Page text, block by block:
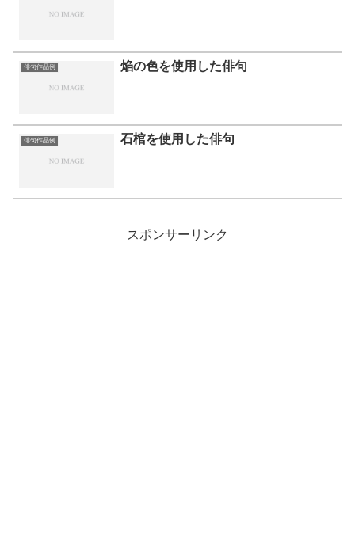
俳句作品例 焔の色を使用した俳句
俳句作品例 石棺を使用した俳句
スポンサーリンク